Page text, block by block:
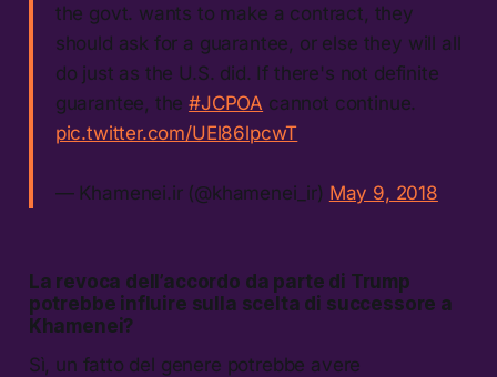
the govt. wants to make a contract, they
should ask for a guarantee, or else they will all
do just as the U.S. did. If there's not definite
guarantee, the#JCPOA cannot continue.
pic.twitter.com/UEl86lpcwT
— Khamenei.ir (@khamenei_ir) May 9, 2018
La revoca dell’accordo da parte di Trump
potrebbe influire sulla scelta di successore a
Khamenei?
Sì, un fatto del genere potrebbe avere